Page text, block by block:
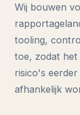
Wij bouwen
tooling,
toe, zodat het
risico's
afhankelijk